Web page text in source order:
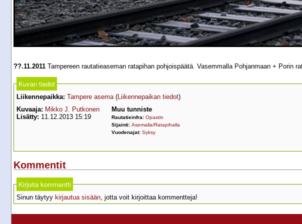
??.11.2011 Tampereen rautatieaseman ratapihan pohjoispäätä. Vasemmalla Pohjanmaan + Porin
Kuvan tiedot
Liikennepaikka: Tampere asema(Liikennepaikan tiedot)
Kuvaaja: Mikko J. Putkonen
Lisätty: 11.12.2013 15:19
Muu tunniste
Rautatieinfra: Opastin
Sijainti: Asemalla/Ratapihalla
Vuodenajat: Syksy
Kommentit
Kirjoita kommentti
Sinun täytyy kirjautua sisään, jotta voit kirjoittaa kommentteja!